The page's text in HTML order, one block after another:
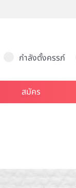
กำลังตั้งครรภ์
สมัคร